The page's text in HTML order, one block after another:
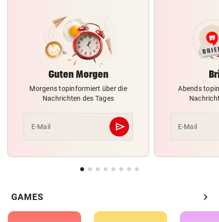
Guten Morgen
Morgens topinformiert über die
Nachrichten des Tages
E-Mail send
Abschicken
Abends
E-Mail
GAMES chevron_right